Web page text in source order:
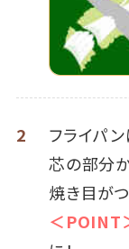
2
フライパン
芯の部分
焼き目が
＜POINT